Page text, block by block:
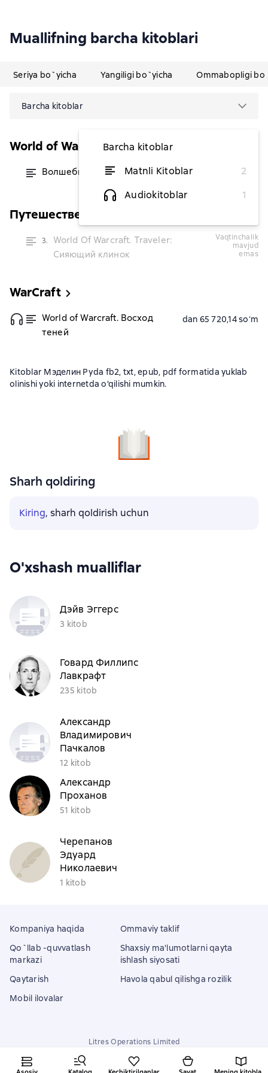
Muallifning barcha kitoblari
Seriya bo`yicha Yangiligi bo`yicha Ommabopligi
Barcha kitoblar
Barcha kitoblar
Matnli Kitoblar
2
Audiokitoblar
1
World of Warcraft
Волшебные сказки Азерота dan 86 211,94 soʻm
Путешественник
3.
World Of Warcraft. Traveler:
Сияющий клинок
vaqtinchalik
mavjud
emas
WarCraft
World of Warcraft. Восход
теней
dan 65 720,14 soʻm
Kitoblar Мэделин Руda fb2, txt, epub, pdf formatida yuklab
olinishi yoki internetda o'qilishi mumkin.
Sharh qoldiring
Kiring, sharh qoldirish uchun
O'xshash mualliflar
Дэйв Эггерс
3 kitob
Говард Филлипс
Лавкрафт
235 kitob
Александр
Владимирович
Пачкалов
12 kitob
Александр
Проханов
51 kitob
Черепанов
Эдуард
Николаевич
1 kitob
Kompaniya haqida
Qo`llab -quvvatlash
markazi
Qaytarish
Mobil ilovalar
Ommaviy taklif
Shaxsiy ma'lumotlarni qayta
ishlash siyosati
Havola qabul qilishga rozilik
Litres Operations Limited